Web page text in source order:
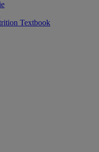
Textbook